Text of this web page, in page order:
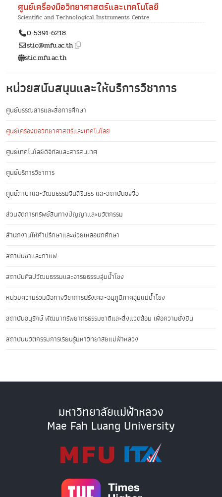
ศูนย์เครื่องมือวิทยาศาสตร์และเทคโนโลยี
Scientific and Technological Instruments Centre
0-5391-6218
stic@mfu.ac.th
stic.mfu.ac.th
หน่วยสนับสนุนและให้บริการวิชาการ
ศูนย์บรรณสารและสื่อการศึกษา
ศูนย์เครื่องมือวิทยาศาสตร์และเทคโนโลยี
ศูนย์เทคโนโลยีดิจิทัลและสารสนเทศ
ศูนย์บริการวิชาการ
ศูนย์ภาษาและวัฒนธรรมจีนสิรินธร และสถาบันขงจื่อ
ส่วนจัดการทรัพย์สินทางปัญญาและนวัตกรรม
สำนักงานให้คำปรึกษาและช่วยเหลือนักศึกษา
สถาบันชาและกาแฟ
สถาบันศิลปวัฒนธรรมและอารยธรรมลุ่มน้ำโขง
หน่วยความร่วมมือทางวิชาการฝรั่งเศส-อนุภูมิภาคลุ่มแม่น้ำโขง
สถาบันอนุรักษ์ พัฒนาทรัพยากรธรรมชาติและสิ่งแวดล้อม เพื่อความยั่งยืน
สถาบันนวัตกรรมการเรียนรู้มหาวิทยาลัยแม่ฟ้าหลวง
มหาวิทยาลัยแม่ฟ้าหลวง
Mae Fah Luang University